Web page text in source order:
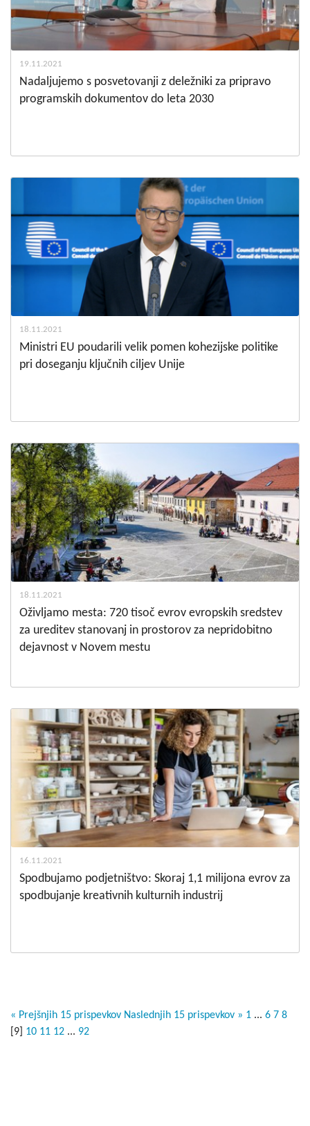
19.11.2021
Nadaljujemo s posvetovanji z deležniki za pripravo
programskih dokumentov do leta 2030
18.11.2021
Ministri EU poudarili velik pomen kohezijske politike
pri doseganju ključnih ciljev Unije
18.11.2021
Oživljamo mesta: 720 tisoč evrov evropskih sredstev
za ureditev stanovanj in prostorov za nepridobitno
dejavnost v Novem mestu
16.11.2021
Spodbujamo podjetništvo: Skoraj 1,1 milijona evrov za
spodbujanje kreativnih kulturnih industrij
« Prejšnjih 15 prispevkov Naslednjih 15 prispevkov » 1 ... 6 7 8
9 10 11 12 ... 92